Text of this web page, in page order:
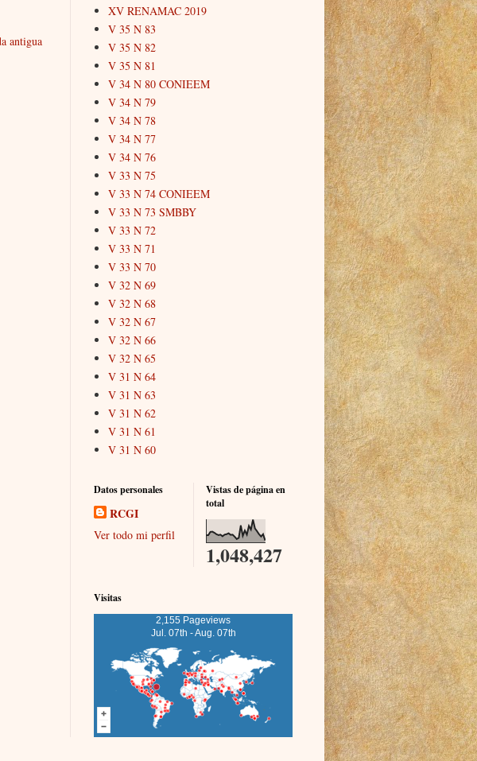
antigua
XV RENAMAC 2019
V 35 N 83
V 35 N 82
V 35 N 81
V 34 N 80 CONIEEM
V 34 N 79
V 34 N 78
V 34 N 77
V 34 N 76
V 33 N 75
V 33 N 74 CONIEEM
V 33 N 73 SMBBY
V 33 N 72
V 33 N 71
V 33 N 70
V 32 N 69
V 32 N 68
V 32 N 67
V 32 N 66
V 32 N 65
V 31 N 64
V 31 N 63
V 31 N 62
V 31 N 61
V 31 N 60
Datos personales
RCGI
Ver todo mi perfil
Vistas de página en
total
1,048,427
Visitas
2,155 Pageviews
Jul. 07th - Aug. 07th